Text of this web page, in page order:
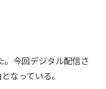
。今回デジタル配信さ
なっている。